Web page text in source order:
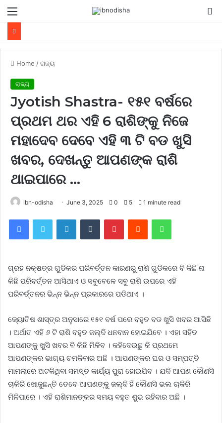
Menu
Home /ରାଜ୍ୟ
ରାଜ୍ୟ
Jyotish Shastra- ୧୫୧ ବର୍ଷରେ
ପ୍ରଥମ ଥର ଏହି 6 ରାଶିଙ୍କୁ ନିଜେ
ମହାଦେବ ଦେବେ ଏହି ୩ ଟି ବଡ ଖୁସି
ଖବର, ଦେଖନ୍ତୁ ଆପଣଙ୍କ ରାଶି
ଥାଇପାରେ …
ibn-odisha June 3, 2025 0 5 1 minute read
FacebookTwitter LinkedInTumblr PinterestReddit WhatsApp
ଗ୍ରହ ନକ୍ଷତ୍ର ଗୁଡିକର ପରିବର୍ତ୍ତନ କାରଣରୁ ରାଶି ଗୁଡିକରେ ବି କିଛି ନା
କିଛି ପରିବର୍ତ୍ତନ ଆସିଥାଏ ଓ ସବୁବେଳେ ସବୁ ରାଶି ଉପରେ ଏହି
ପରିବର୍ତ୍ତନର ଭିନ୍ନ ଭିନ୍ନ ପ୍ରକାରରେ ପଡିଥାଏ ।
ଜ୍ୟୋତିଷ ଶାସ୍ତ୍ର ଅନୁସାରେ ୧୫୧ ବର୍ଷ ପରେ ବହୁତ ବଡ ଖୁସି ଖବର ଆସିଛି
। ଅର୍ଥାତ ଏହି ୬ ଟି ରାଶି ବହୁତ ଜଲ୍ଦି ଧନବାନ ହୋଇଯିବେ । ଏହା ସହିତ
ଆପଣଙ୍କୁ ଖୁସି ଖବର ବି କିଛି ମିଳିବ । କହିଦେଉଛୁ କି ପ୍ରଥମେ
ଆପଣଙ୍କର ଭାଗ୍ୟ ଚମକିବାର ଅଛି । ଆପଣଙ୍କର ଘର ଓ ସମ୍ପତ୍ତି
ମାମଲାରେ ଅଟକିଥିବା ସମସ୍ତ କାର୍ଯ୍ୟ ପୁରା ହୋଇଯିବ । ଯଦି ଆପଣ କୌଣସି
ଚାକିରି ଖୋଜୁଛନ୍ତି ତେବେ ଆପଣଙ୍କୁ ଜଲ୍ଦି ହିଁ କୌଣସି ଭଲ ଚାକିରି
ମିଳିପାରେ । ଏହି ରାଶିମାନଙ୍କର ସମୟ ବହୁତ ଶୁଭ ରହିବାର ଅଛି ।